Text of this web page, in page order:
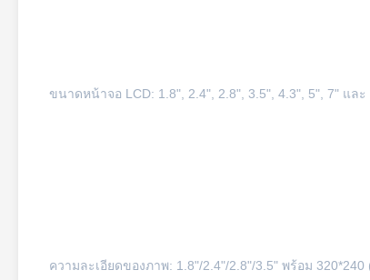
ขนาดหน้าจอ LCD: 1.8", 2.4", 2.8", 3.5", 4.3", 5", 7" แล
ความละเอียดของภาพ: 1.8"/2.4"/2.8"/3.5" พร้อม